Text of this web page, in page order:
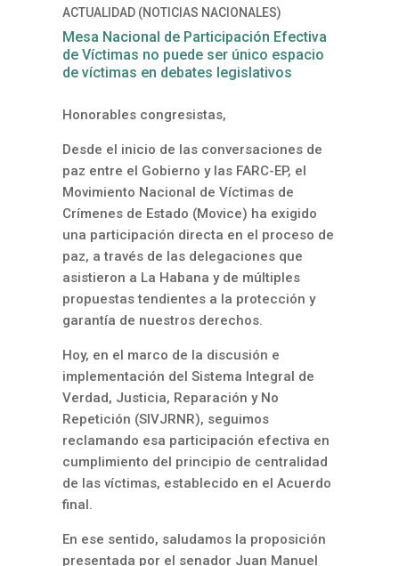
ACTUALIDAD (NOTICIAS NACIONALES)
Mesa Nacional de Participación Efectiva
de Víctimas no puede ser único espacio
de víctimas en debates legislativos
Honorables congresistas,
Desde el inicio de las conversaciones de
paz entre el Gobierno y las FARC-EP, el
Movimiento Nacional de Víctimas de
Crímenes de Estado (Movice) ha exigido
una participación directa en el proceso de
paz, a través de las delegaciones que
asistieron a La Habana y de múltiples
propuestas tendientes a la protección y
garantía de nuestros derechos.
Hoy, en el marco de la discusión e
implementación del Sistema Integral de
Verdad, Justicia, Reparación y No
Repetición (SIVJRNR), seguimos
reclamando esa participación efectiva en
cumplimiento del principio de centralidad
de las víctimas, establecido en el Acuerdo
final.
En ese sentido, saludamos la proposición
presentada por el senador Juan Manuel